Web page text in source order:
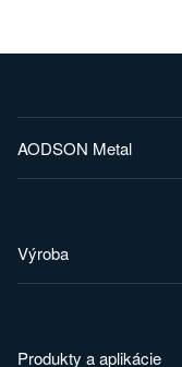
AODSON Metal
Výroba
Produkty a aplikácie